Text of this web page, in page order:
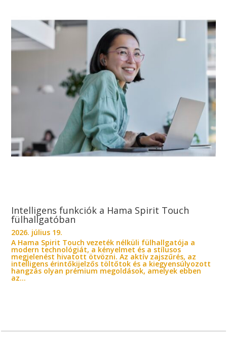
Intelligens funkciók a Hama Spirit Touch
fülhallgatóban
2026. július 19.
A Hama Spirit Touch vezeték nélküli fülhallgatója a
modern technológiát, a kényelmet és a stílusos
megjelenést hivatott ötvözni. Az aktív zajszűrés, az
intelligens érintőkijelzős töltőtok és a kiegyensúlyozott
hangzás olyan prémium megoldások, amelyek ebben
az...